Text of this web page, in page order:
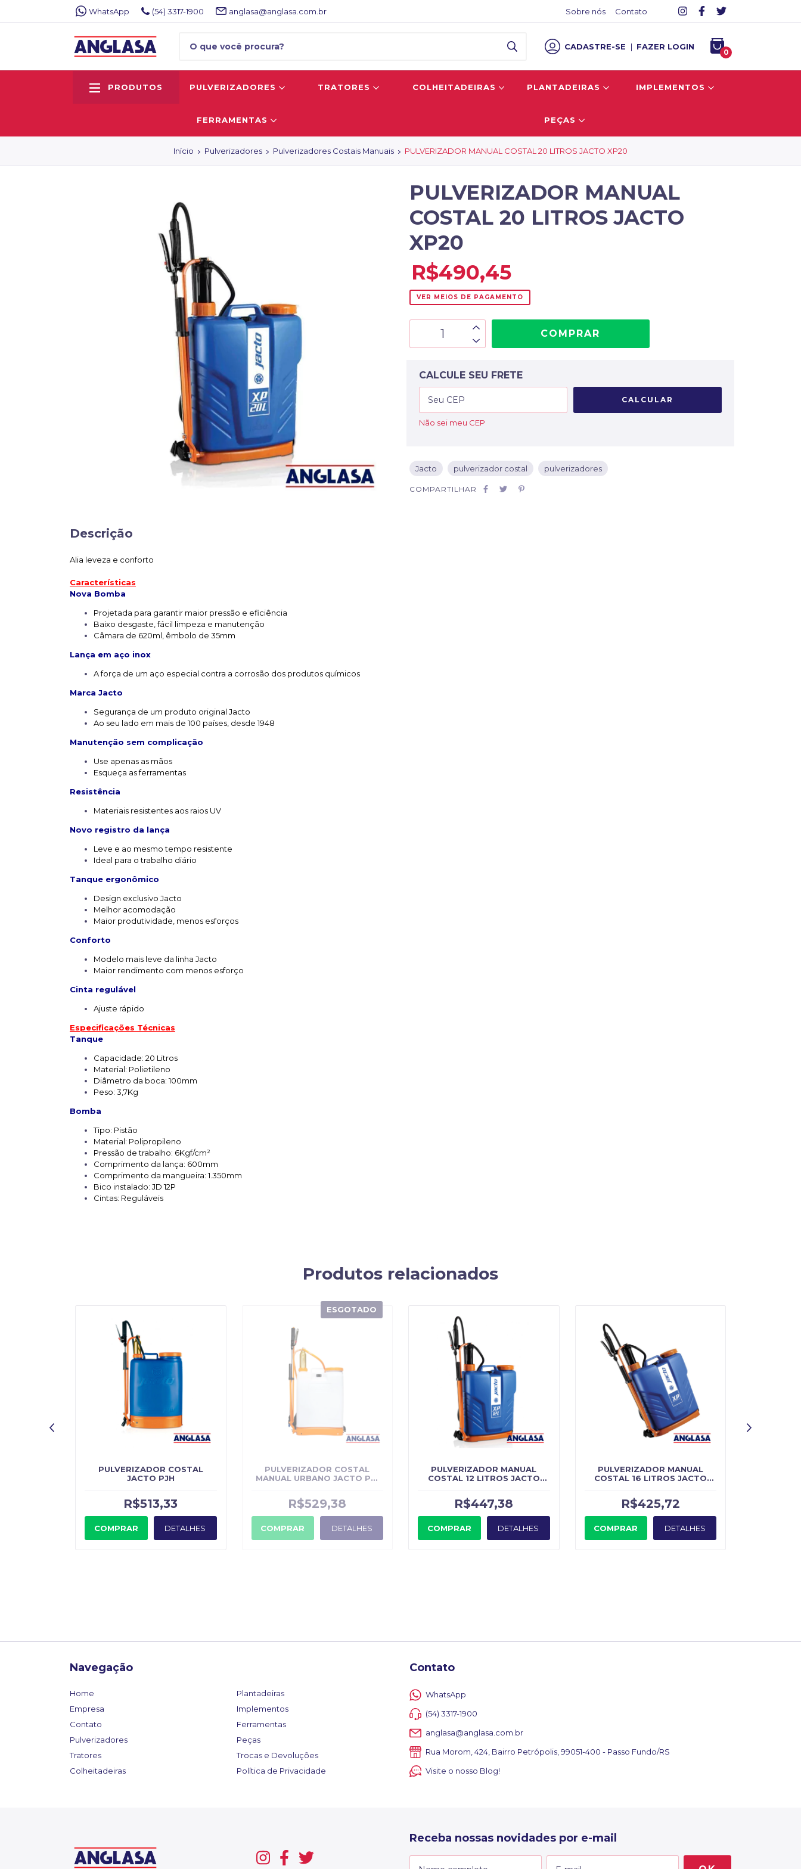
WhatsApp (54) 3317-1900 anglasa@anglasa.com.br Sobre nós Contato
CADASTRE-SE | FAZER LOGIN
0
PRODUTOS PULVERIZADORES TRATORES COLHEITADEIRAS PLANTADEIRAS IMPLEMENTOS
FERRAMENTAS PEÇAS
Início Pulverizadores Pulverizadores Costais Manuais PULVERIZADOR MANUAL COSTAL 20 LITROS JACTO XP20
PULVERIZADOR MANUAL
COSTAL 20 LITROS JACTO
XP20
R$490,45
VER MEIOS DE PAGAMENTO
CALCULE SEU FRETE
CALCULAR
Não sei meu CEP
Jacto pulverizador costal pulverizadores
COMPARTILHAR
Descrição
Alia leveza e conforto
Características
Nova Bomba
Projetada para garantir maior pressão e eficiência
Baixo desgaste, fácil limpeza e manutenção
Câmara de 620ml, êmbolo de 35mm
Lança em aço inox
A força de um aço especial contra a corrosão dos produtos químicos
Marca Jacto
Segurança de um produto original Jacto
Ao seu lado em mais de 100 países, desde 1948
Manutenção sem complicação
Use apenas as mãos
Esqueça as ferramentas
Resistência
Materiais resistentes aos raios UV
Novo registro da lança
Leve e ao mesmo tempo resistente
Ideal para o trabalho diário
Tanque ergonômico
Design exclusivo Jacto
Melhor acomodação
Maior produtividade, menos esforços
Conforto
Modelo mais leve da linha Jacto
Maior rendimento com menos esforço
Cinta regulável
Ajuste rápido
Especificações Técnicas
Tanque
Capacidade: 20 Litros
Material: Polietileno
Diâmetro da boca: 100mm
Peso: 3,7Kg
Bomba
Tipo: Pistão
Material: Polipropileno
Pressão de trabalho: 6Kgf/cm²
Comprimento da lança: 600mm
Comprimento da mangueira: 1.350mm
Bico instalado: JD 12P
Cintas: Reguláveis
Produtos relacionados
PULVERIZADOR COSTAL
JACTO PJH
R$513,33
COMPRAR DETALHES
ESGOTADO
PULVERIZADOR COSTAL
MANUAL URBANO JACTO PJ-
R$529,38
COMPRAR DETALHES
PULVERIZADOR MANUAL
COSTAL 12 LITROS JACTO
R$447,38
COMPRAR DETALHES
PULVERIZADOR MANUAL
COSTAL 16 LITROS JACTO
R$425,72
COMPRAR DETALHES
Navegação
Home
Empresa
Contato
Pulverizadores
Tratores
Colheitadeiras
Plantadeiras
Implementos
Ferramentas
Peças
Trocas e Devoluções
Política de Privacidade
Contato
WhatsApp
(54) 3317-1900
anglasa@anglasa.com.br
Rua Morom, 424, Bairro Petrópolis, 99051-400 - Passo Fundo/RS
Visite o nosso Blog!
Receba nossas novidades por e-mail